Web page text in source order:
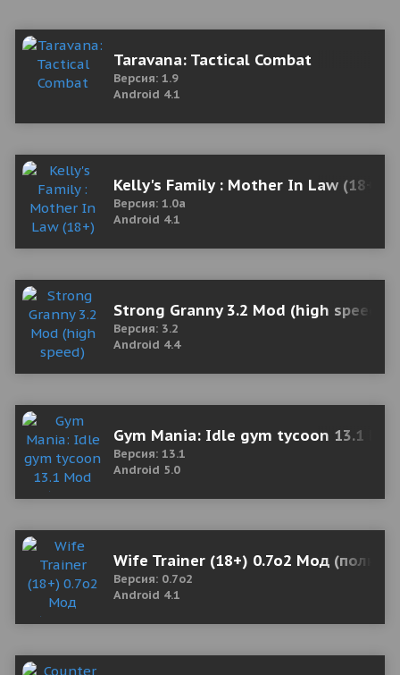
Taravana: Tactical Combat
Версия: 1.9
Android 4.1
Kelly's Family : Mother In Law (18+)
Версия: 1.0a
Android 4.1
Strong Granny 3.2 Mod (high speed)
Версия: 3.2
Android 4.4
Gym Mania: Idle gym tycoon 13.1
Версия: 13.1
Android 5.0
Wife Trainer (18+) 0.7o2 Мод (полная
Версия: 0.7o2
Android 4.1